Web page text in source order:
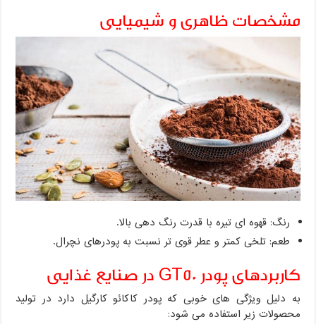
مشخصات ظاهری و شیمیایی
رنگ: قهوه ای تیره با قدرت رنگ دهی بالا.
طعم: تلخی کمتر و عطر قوی تر نسبت به پودرهای نچرال.
کاربردهای پودر GT50 در صنایع غذایی
به دلیل ویژگی های خوبی که پودر کاکائو کارگیل دارد در تولید
محصولات زیر استفاده می شود: